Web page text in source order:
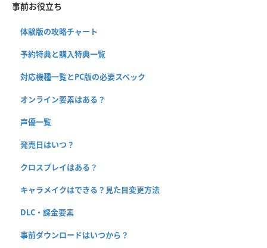
事前お役立ち
体験版の攻略チャート
予約特典と購入特典一覧
対応機種一覧とPC版の必要スペック
オンライン要素はある？
声優一覧
発売日はいつ？
クロスプレイはある？
キャラメイクはできる？見た目変更方法
DLC・課金要素
事前ダウンロードはいつから？